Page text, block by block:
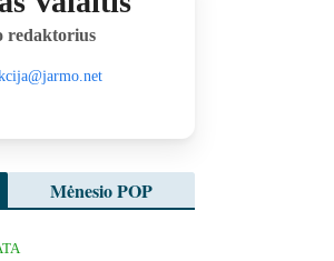
redaktorius
Mėnesio POP